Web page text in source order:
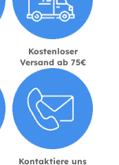
Kostenloser
Versand ab 75€
Kontaktiere uns